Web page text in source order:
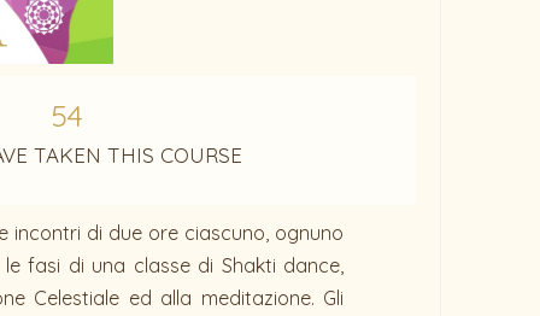
TAKEN THIS COURSE
54
incontri di due ore ciascuno, ognuno
fasi di una classe di Shakti dance,
Celestiale ed alla meditazione. Gli